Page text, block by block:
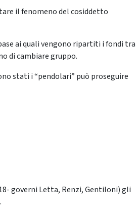
il fenomeno del cosiddetto
ai quali vengono ripartiti i fondi tra
di cambiare gruppo.
stati i “pendolari” può proseguire
governi Letta, Renzi, Gentiloni) gli